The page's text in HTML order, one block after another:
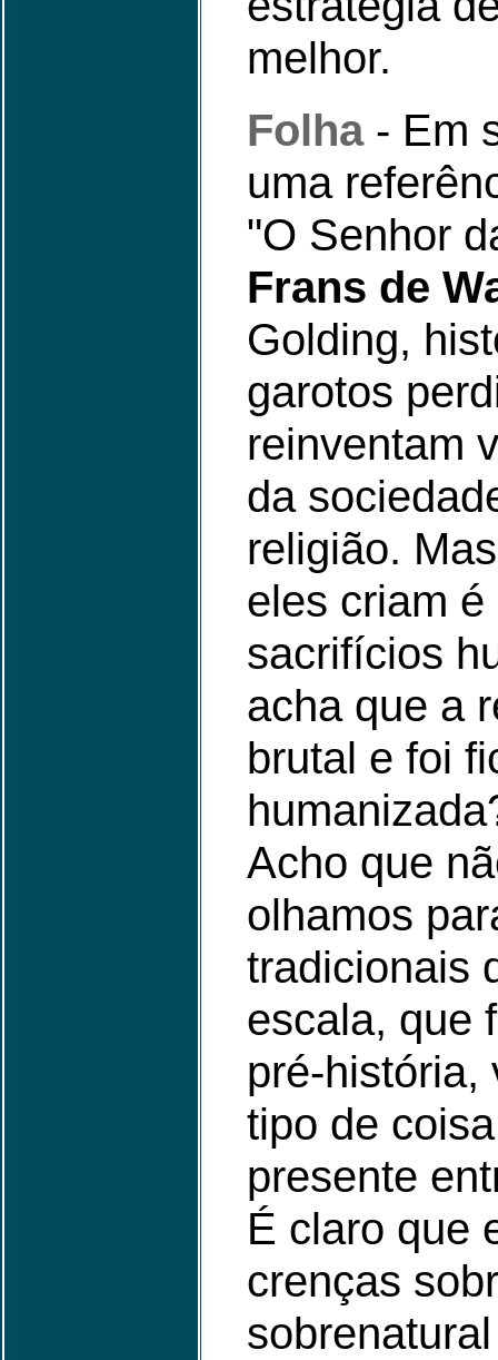
melhor.
Folha- Em
uma
"O Senhor
Frans de
Golding,
garotos
reinventam
da
religião.
eles criam
sacrifícios
acha que a
brutal e foi
Acho que
olhamos
tradicionais
escala, que
pré-história,
tipo de
presente
É claro que
crenças